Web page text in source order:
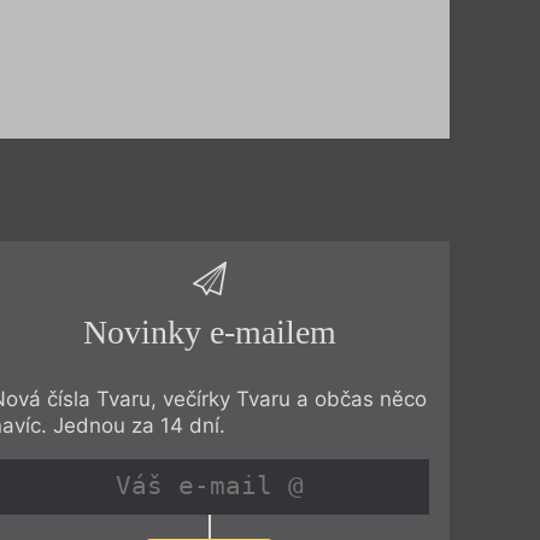
Novinky e-mailem
čísla Tvaru, večírky Tvaru a občas něco
Jednou za 14 dní.